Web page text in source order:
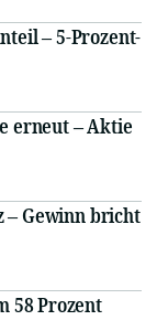
– 5-Prozent-
erneut – Aktie
– Gewinn bricht
58 Prozent